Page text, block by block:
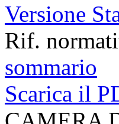
Versione
Rif.
sommario
Scarica il